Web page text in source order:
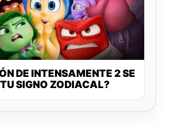
DE INTENSAMENTE 2 SE
SIGNO ZODIACAL?